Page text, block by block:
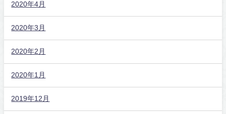
2020年4月
2020年3月
2020年2月
2020年1月
2019年12月